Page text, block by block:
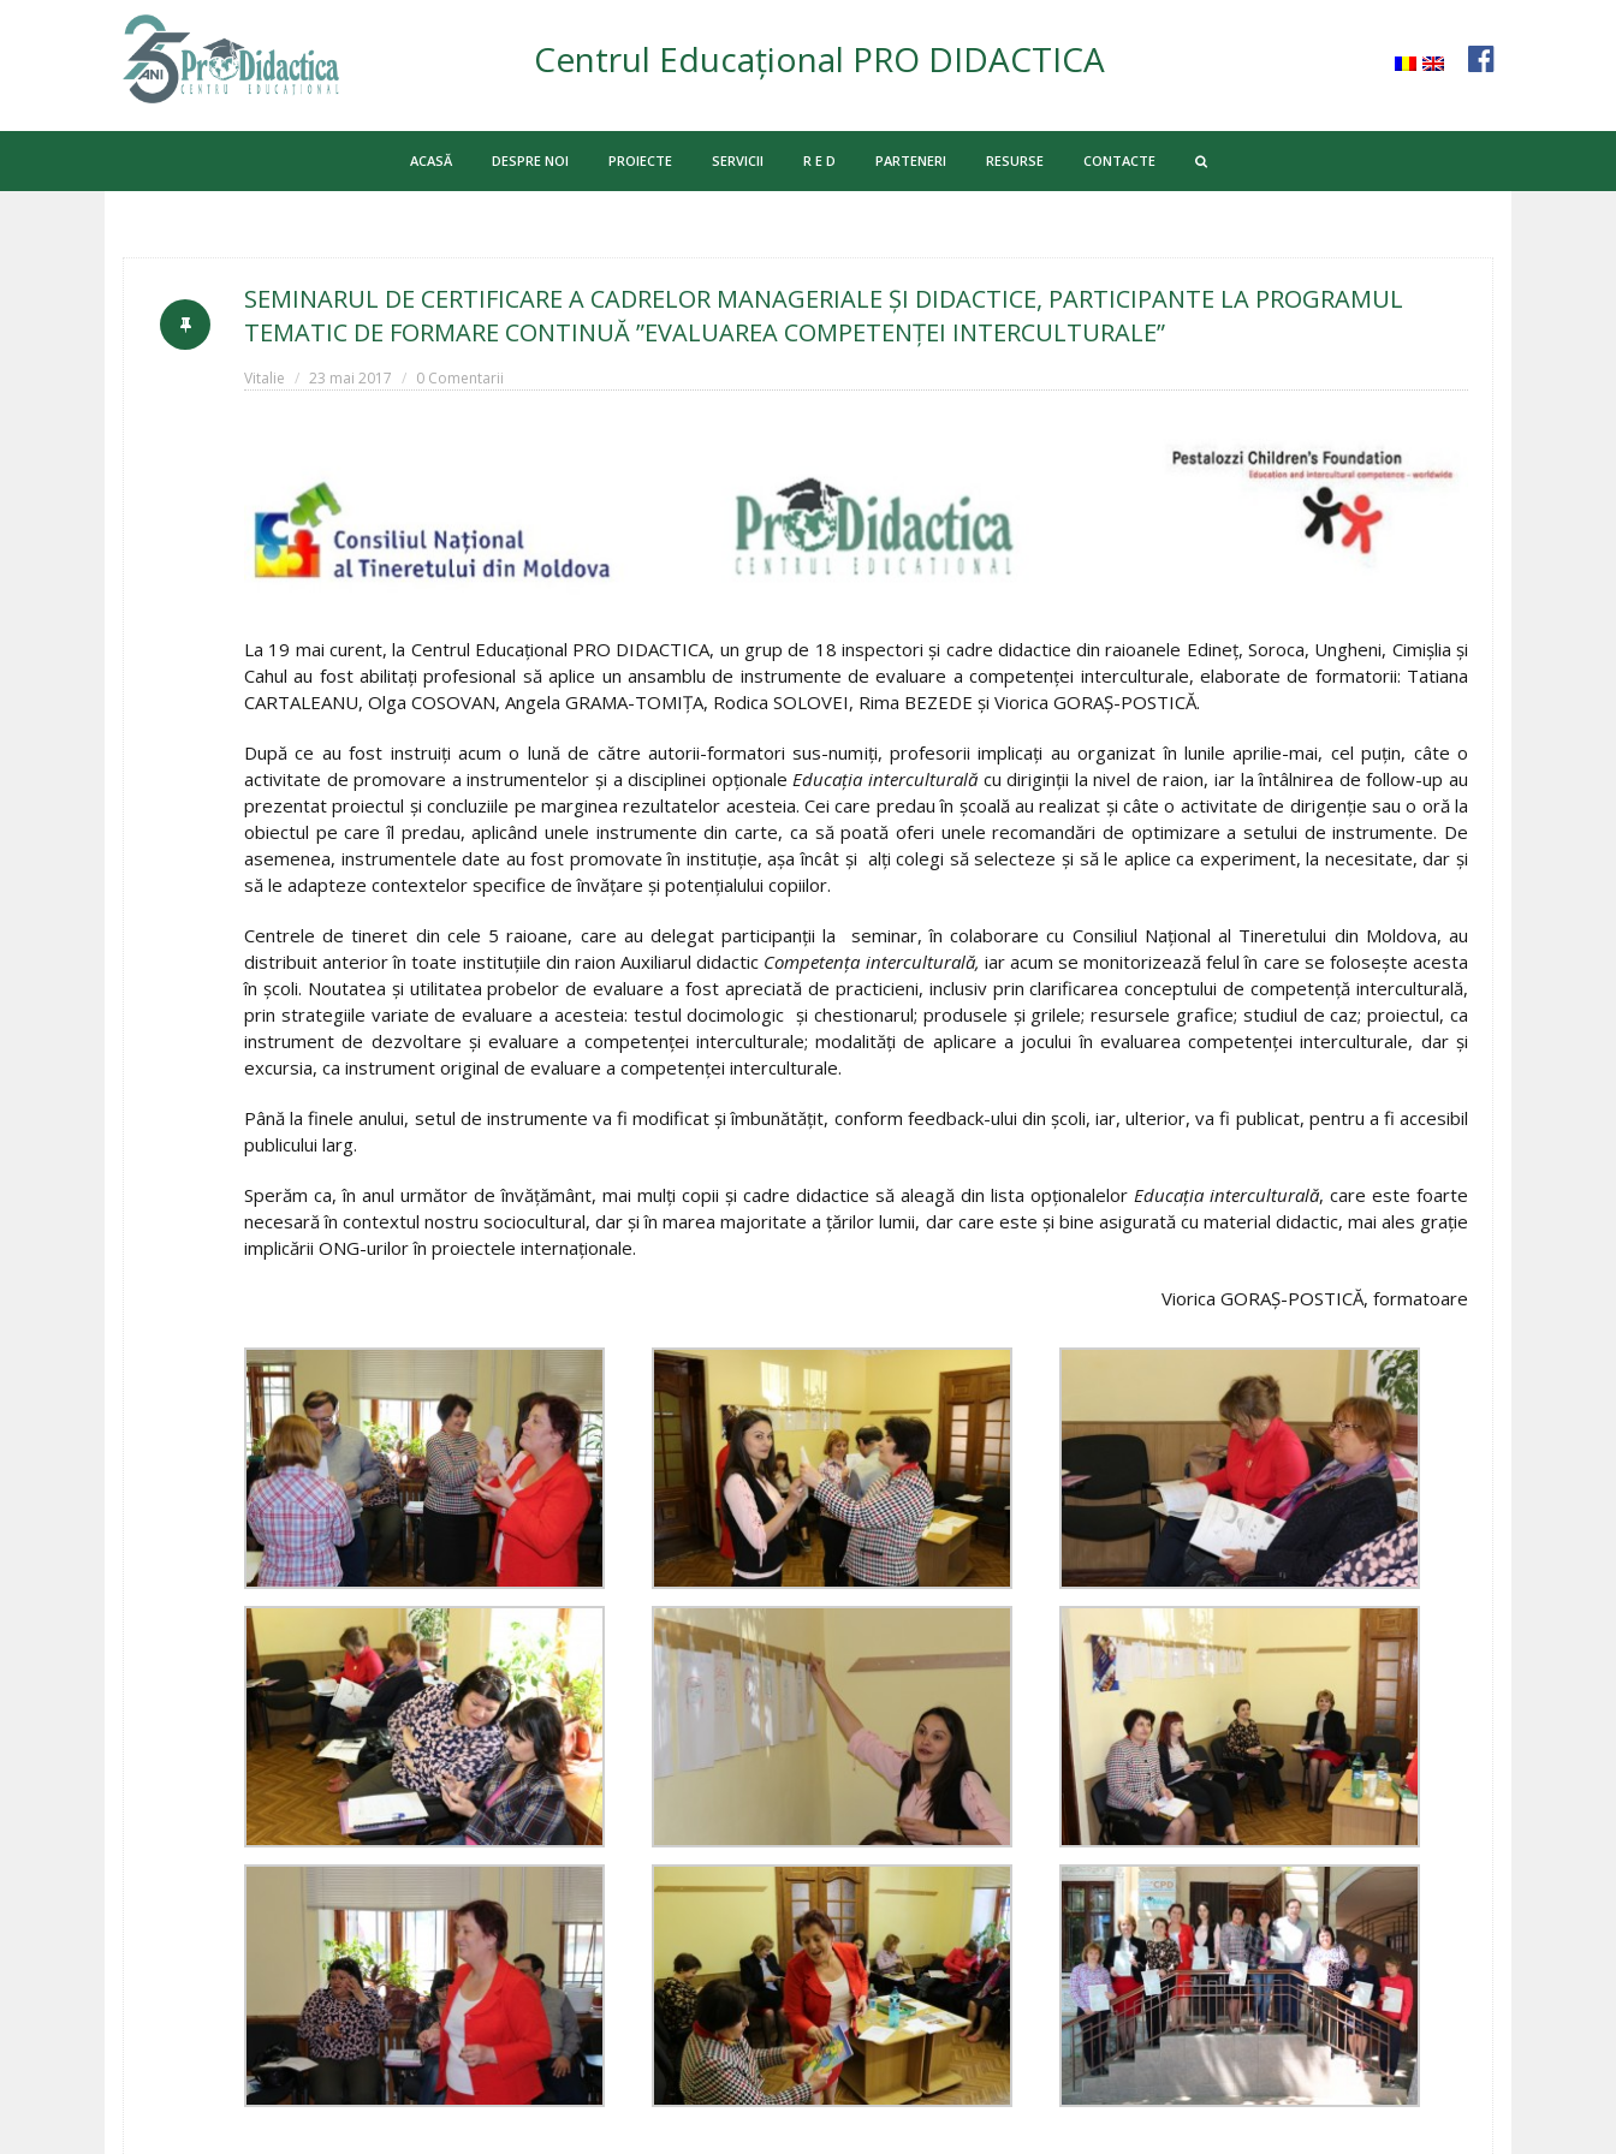
Centrul Educațional PRO DIDACTICA
ACASĂ DESPRE NOI PROIECTE SERVICII R E D PARTENERI RESURSE CONTACTE
SEMINARUL DE CERTIFICARE A CADRELOR MANAGERIALE ȘI DIDACTICE, PARTICIPANTE LA PROGRAMUL
TEMATIC DE FORMARE CONTINUĂ ”EVALUAREA COMPETENŢEI INTERCULTURALE”
Vitalie 23 mai 2017 0 Comentarii
La 19 mai curent, la Centrul Educațional PRO DIDACTICA, un grup de 18 inspectori și cadre didactice din raioanele Edineț, Soroca, Ungheni, Cimișlia și
Cahul au fost abilitați profesional să aplice un ansamblu de instrumente de evaluare a competenței interculturale, elaborate de formatorii: Tatiana
CARTALEANU, Olga COSOVAN, Angela GRAMA-TOMIȚA, Rodica SOLOVEI, Rima BEZEDE și Viorica GORAȘ-POSTICĂ.
După ce au fost instruiți acum o lună de către autorii-formatori sus-numiți, profesorii implicați au organizat în lunile aprilie-mai, cel puțin, câte o
activitate de promovare a instrumentelor și a disciplinei opționale Educația interculturalăcu diriginții la nivel de raion, iar la întâlnirea de follow-up au
prezentat proiectul și concluziile pe marginea rezultatelor acesteia. Cei care predau în școală au realizat și câte o activitate de dirigenție sau o oră la
obiectul pe care îl predau, aplicând unele instrumente din carte, ca să poată oferi unele recomandări de optimizare a setului de instrumente. De
asemenea, instrumentele date au fost promovate în instituție, așa încât și alți colegi să selecteze și să le aplice ca experiment, la necesitate, dar și
să le adapteze contextelor specifice de învățare și potențialului copiilor.
Centrele de tineret din cele 5 raioane, care au delegat participanții la seminar, în colaborare cu Consiliul Național al Tineretului din Moldova, au
distribuit anterior în toate instituțiile din raion Auxiliarul didactic Competența interculturală, iar acum se monitorizează felul în care se folosește acesta
în școli. Noutatea și utilitatea probelor de evaluare a fost apreciată de practicieni, inclusiv prin clarificarea conceptului de competenţă interculturală,
prin strategiile variate de evaluare a acesteia: testul docimologic și chestionarul; produsele și grilele; resursele grafice; studiul de caz; proiectul, ca
instrument de dezvoltare și evaluare a competenței interculturale; modalități de aplicare a jocului în evaluarea competenței interculturale, dar și
excursia, ca instrument original de evaluare a competenței interculturale.
Până la finele anului, setul de instrumente va fi modificat și îmbunătățit, conform feedback-ului din școli, iar, ulterior, va fi publicat, pentru a fi accesibil
publicului larg.
Sperăm ca, în anul următor de învățământ, mai mulți copii și cadre didactice să aleagă din lista opționalelor Educația interculturală, care este foarte
necesară în contextul nostru sociocultural, dar și în marea majoritate a țărilor lumii, dar care este și bine asigurată cu material didactic, mai ales grație
implicării ONG-urilor în proiectele internaționale.
Viorica GORAȘ-POSTICĂ, formatoare